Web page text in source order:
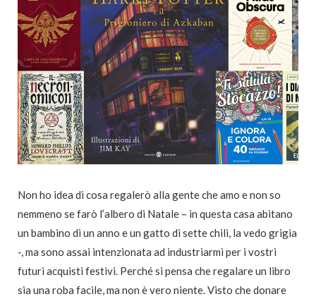
Non ho idea di cosa regalerò alla gente che amo e non so
nemmeno se farò l’albero di Natale – in questa casa abitano
un bambino di un anno e un gatto di sette chili, la vedo grigia
-, ma sono assai intenzionata ad industriarmi per i vostri
futuri acquisti festivi. Perché si pensa che regalare un libro
sia una roba facile, ma non è vero niente. Visto che donare